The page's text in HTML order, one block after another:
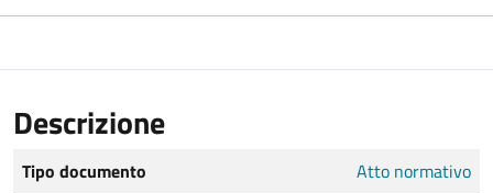
Descrizione
Tipo documento
Atto normativo